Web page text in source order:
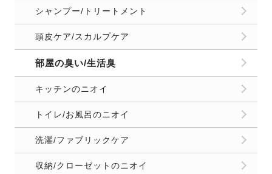
シャンプー/トリートメント
頭皮ケア/スカルプケア
部屋の臭い/生活臭
キッチンのニオイ
トイレ/お風呂のニオイ
洗濯/ファブリックケア
収納/クローゼットのニオイ